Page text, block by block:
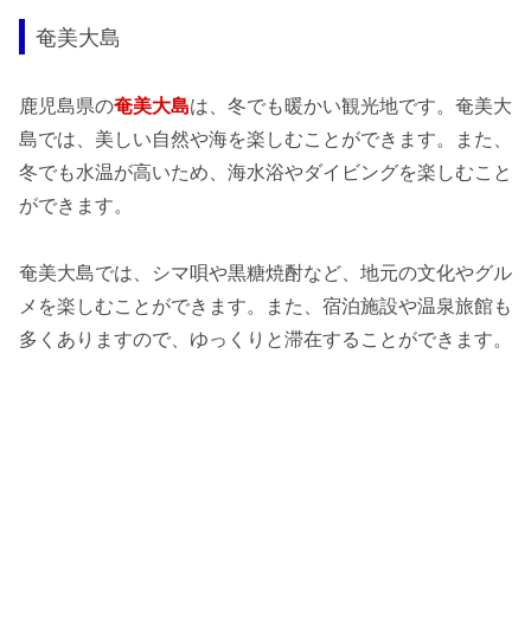
奄美大島
鹿児島県の奄美大島は、冬でも暖かい観光地です。奄美大
島では、美しい自然や海を楽しむことができます。また、
冬でも水温が高いため、海水浴やダイビングを楽しむこと
ができます。
奄美大島では、シマ唄や黒糖焼酎など、地元の文化やグル
メを楽しむことができます。また、宿泊施設や温泉旅館も
多くありますので、ゆっくりと滞在することができます。